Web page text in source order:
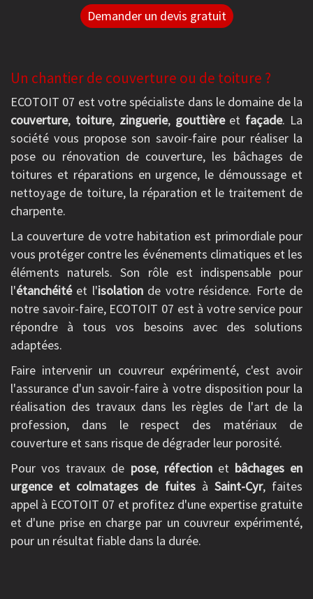
Demander un devis gratuit
Un chantier de couverture ou de toiture ?
ECOTOIT 07 est votre spécialiste dans le domaine de la
couverture, toiture, zinguerie, gouttièreet façade. La
société vous propose son savoir-faire pour réaliser la
pose ou rénovation de couverture, les bâchages de
toitures et réparations en urgence, le démoussage et
nettoyage de toiture, la réparation et le traitement de
charpente.
La couverture de votre habitation est primordiale pour
vous protéger contre les événements climatiques et les
éléments naturels. Son rôle est indispensable pour
l'étanchéitéet l'isolationde votre résidence. Forte de
notre savoir-faire, ECOTOIT 07 est à votre service pour
répondre à tous vos besoins avec des solutions
adaptées.
Faire intervenir un couvreur expérimenté, c'est avoir
l'assurance d'un savoir-faire à votre disposition pour la
réalisation des travaux dans les règles de l'art de la
profession, dans le respect des matériaux de
couverture et sans risque de dégrader leur porosité.
Pour vos travaux de pose, réfectionet bâchages en
urgence et colmatages de fuitesà Saint-Cyr, faites
appel à ECOTOIT 07 et profitez d'une expertise gratuite
et d'une prise en charge par un couvreur expérimenté,
pour un résultat fiable dans la durée.